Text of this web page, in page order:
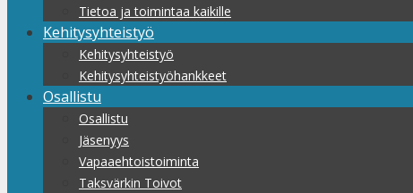
Tietoa ja toimintaa kaikille
Kehitysyhteistyö
Kehitysyhteistyö
Kehitysyhteistyöhankkeet
Osallistu
Osallistu
Jäsenyys
Vapaaehtoistoiminta
Taksvärkin Toivot